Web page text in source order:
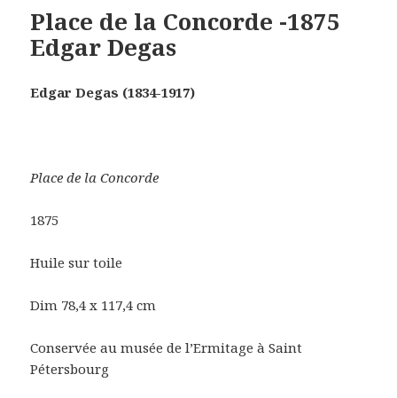
Place de la Concorde -1875
Edgar Degas
Edgar Degas (1834-1917)
Place de la Concorde
1875
Huile sur toile
Dim 78,4 x 117,4 cm
Conservée au musée de l’Ermitage à Saint
Pétersbourg